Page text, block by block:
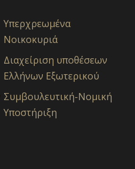
Υπερχρεωμένα
Νοικοκυριά
Διαχείριση υποθέσεων
Ελλήνων Εξωτερικού
Συμβουλευτική-Νομική
Υποστήριξη